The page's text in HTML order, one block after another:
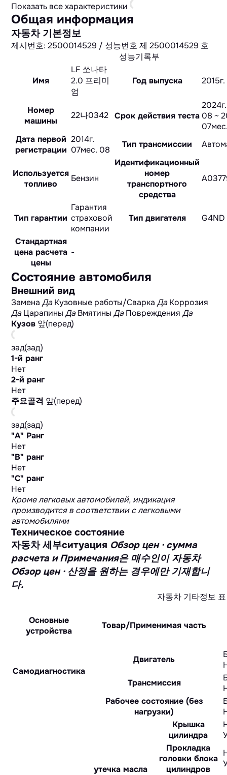
Показать все характеристики
Общая информация
자동차 기본정보
제시번호: 2500014529 / 성능번호 제 2500014529 호
성능기록부
Имя
LF 쏘나타
2.0 프리미
엄
Год выпуска 2015г.
Номер
машины
22나0342 Срок действия теста 08 ~
Дата первой
регистрации
2014г.
07мес. 08
Тип трансмиссии
Используется
топливо
Бензин
Идентификационный
номер
транспортного
средства
Тип гарантии
Гарантия
страховой
компании
Тип двигателя G4ND
Стандартная
цена расчета
цены
-
Состояние автомобиля
Внешний вид
ЗаменаДа Кузовные работы/СваркаДа Коррозия
Да ЦарапиныДа ВмятиныДа ПоврежденияДа
Кузов 앞(перед)
зад(зад)
1-й ранг
Нет
2-й ранг
Нет
주요골격 앞(перед)
зад(зад)
"А" Ранг
Нет
"B" ранг
Нет
"C" ранг
Нет
Кроме легковых автомобилей, индикация
производится в соответствии с легковыми
автомобилями
Техническое состояние
자동차 세부ситуация Обзор цен · сумма
расчета и Примечания은 매수인이 자동차
Обзор цен · 산정을 원하는 경우에만 기재합니
다.
자동차 기타정보 표
Основные
устройства
Товар/Применимая часть
Самодиагностика
Двигатель
Трансмиссия
Рабочее состояние (без
нагрузки)
утечка масла
Крышка
цилиндра
Прокладка
головки блока
цилиндров